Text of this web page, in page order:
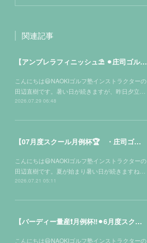
関連記事
【アンブレラフィニッシュ⛱️ ⚫︎庄司ゴルフクラブ⛳️】
こんにちは😃NAOKIゴルフ塾インストラクターの
田辺直樹です。暑い日が続きますが、昨日夕立…
2026.07.29 06:48
【07月度スクール月例杯🏆 ・庄司ゴルフクラブ⛳️】
こんにちは😃NAOKIゴルフ塾インストラクターの
田辺直樹です。夏が始まり暑い日が続きますね…
2026.07.21 05:11
【バーディー量産❗️月例杯‼️⚫︎6月度スクール月例杯🏆】
こんにちは😃NAOKIゴルフ塾インストラクターの